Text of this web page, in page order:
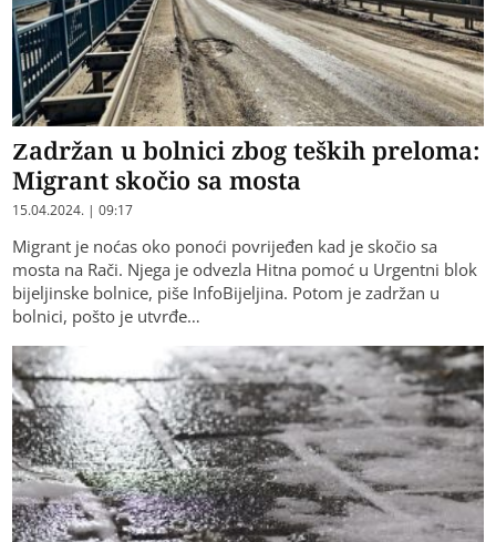
Zadržan u bolnici zbog teških preloma:
Migrant skočio sa mosta
15.04.2024. | 09:17
Migrant je noćas oko ponoći povrijeđen kad je skočio sa
mosta na Rači. Njega je odvezla Hitna pomoć u Urgentni blok
bijeljinske bolnice, piše InfoBijeljina. Potom je zadržan u
bolnici, pošto je utvrđe…